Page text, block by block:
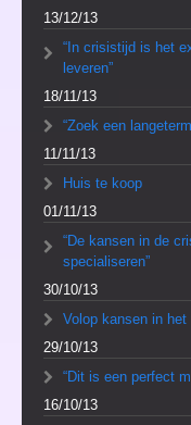
13/12/13
“In crisistijd is het
leveren”
18/11/13
“Zoek een
11/11/13
Huis te koop
01/11/13
“De kansen in de
specialiseren”
30/10/13
Volop kansen in het
29/10/13
“Dit is een perfect
16/10/13